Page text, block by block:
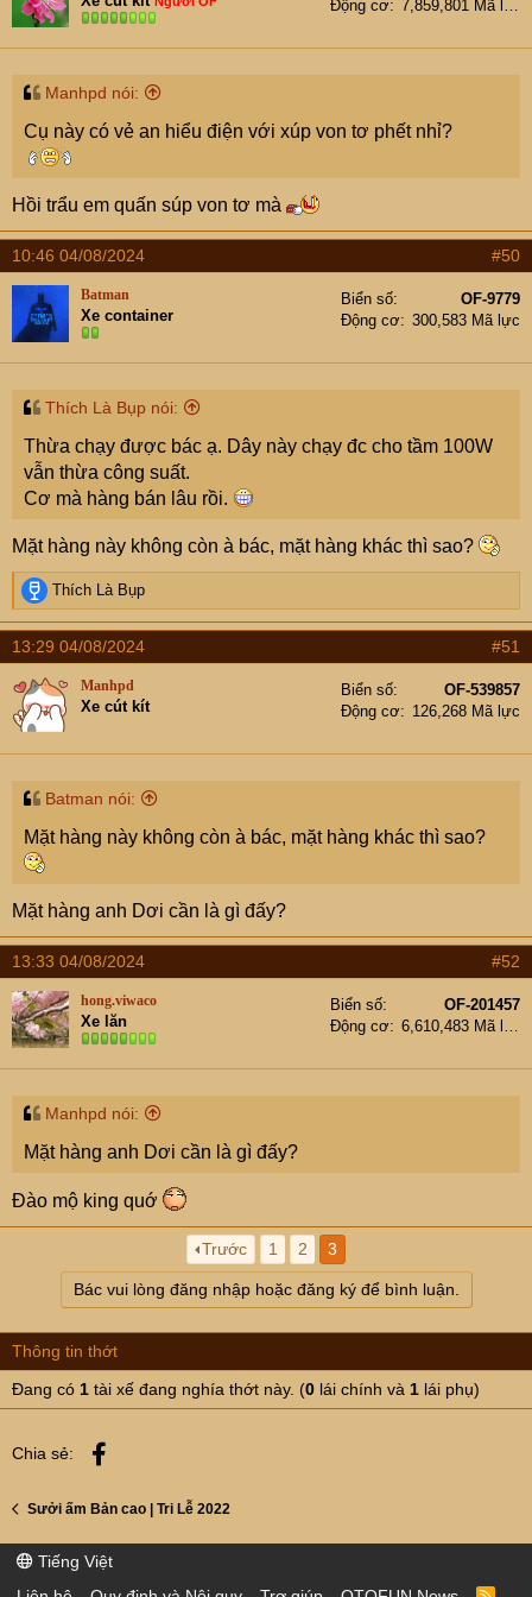
Tung SABC22025
Động cơ
7,859,801 Mã lực
Manhpd nói:
Cụ này có vẻ an hiểu điện với xúp von tơ phết nhỉ?
Hồi trẩu em quấn súp von tơ mà
10:46 04/08/2024 #50
Batman
Xe container
Biển số
OF-9779
Động cơ
300,583 Mã lực
Thích Là Bụp nói:
Thừa chạy được bác ạ. Dây này chạy đc cho tầm 100W
vẫn thừa công suất.
Cơ mà hàng bán lâu rồi.
Mặt hàng này không còn à bác, mặt hàng khác thì sao?
R
e
a
c
i
o
s
Thích Là Bụp
13:29 04/08/2024 #51
Manhpd
Xe cút kít
Biển số
OF-539857
Động cơ
126,268 Mã lực
Batman nói:
Mặt hàng này không còn à bác, mặt hàng khác thì sao?
Mặt hàng anh Dơi cần là gì đấy?
13:33 04/08/2024 #52
hong.viwaco
Xe lăn
Biển số
OF-201457
Động cơ
6,610,483 Mã lực
Manhpd nói:
Mặt hàng anh Dơi cần là gì đấy?
Đào mộ king quớ
Trước 1 2 3
Bác vui lòng đăng nhập hoặc đăng ký để bình luận.
Thông tin thớt
Đang có 1 tài xế đang nghía thớt này. (0 lái chính và 1 lái phụ)
Chia sẻ:
Sưởi ấm Bản cao | Tri Lễ 2022
Tiếng Việt